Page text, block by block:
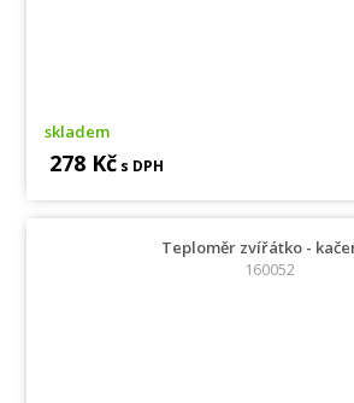
skladem
278 Kč s DPH
Teploměr zvířátko -
160052